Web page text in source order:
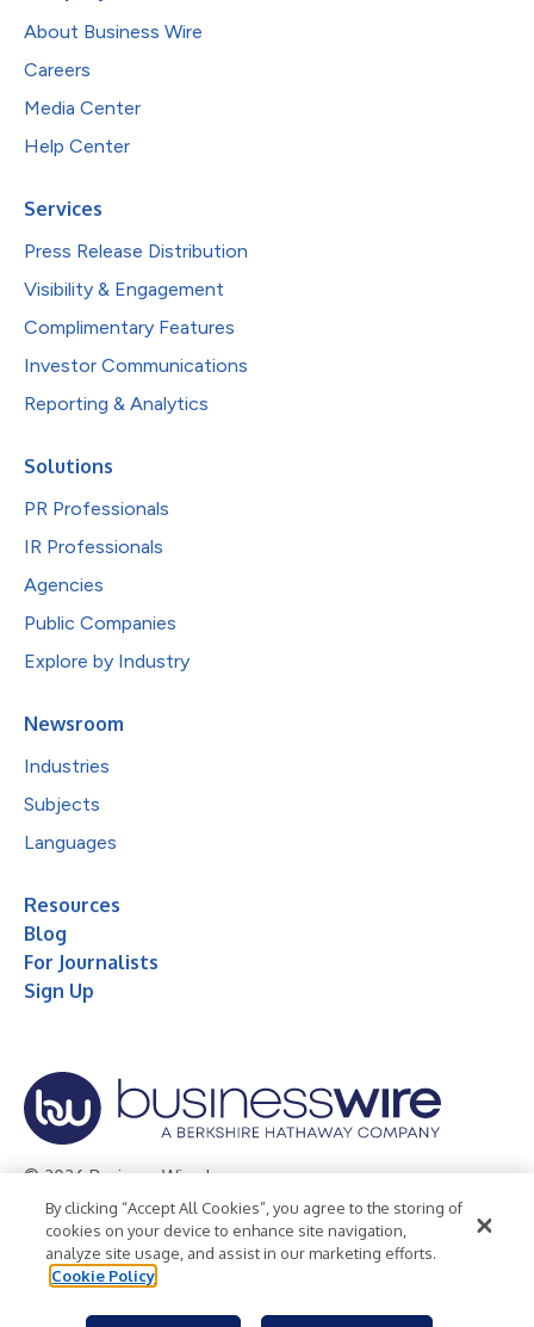
About Business Wire
Careers
Media Center
Help Center
Services
Press Release Distribution
Visibility & Engagement
Complimentary Features
Investor Communications
Reporting & Analytics
Solutions
PR Professionals
IR Professionals
Agencies
Public Companies
Explore by Industry
Newsroom
Industries
Subjects
Languages
Resources
Blog
For Journalists
Sign Up
© 2026 Business Wire, Inc.
Privacy Policy Cookie Policy
Accessibility Statement
Terms of Use
Legal
By clicking “Accept All Cookies”, you agree to the storing of
cookies on your device to enhance site navigation,
analyze site usage, and assist in our marketing efforts.
Cookie Policy